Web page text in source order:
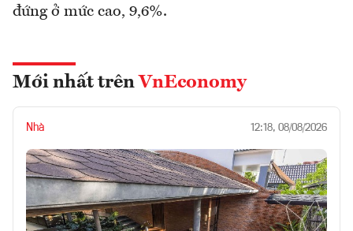
đứng ở mức cao, 9,6%.
Mới nhất trên VnEconomy
Nhà 12:18, 08/08/2026